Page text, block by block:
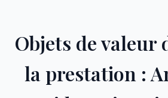
Objets de valeur
la prestation :